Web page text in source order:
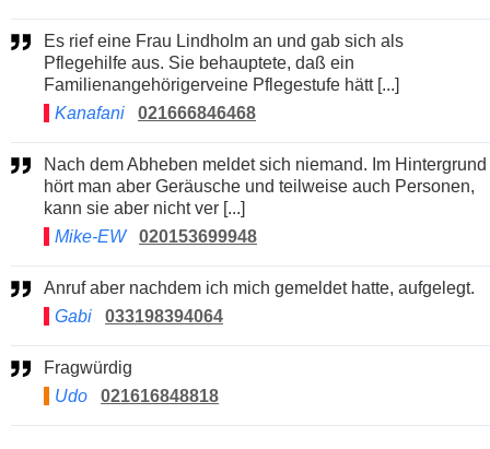
Es rief eine Frau Lindholm an und gab sich als
Pflegehilfe aus. Sie behauptete, daß ein
Familienangehörigerveine Pflegestufe hätt [...]
Kanafani
021666846468
Nach dem Abheben meldet sich niemand. Im Hintergrund
hört man aber Geräusche und teilweise auch Personen,
kann sie aber nicht ver [...]
Mike-EW
020153699948
Anruf aber nachdem ich mich gemeldet hatte, aufgelegt.
Gabi
033198394064
Fragwürdig
Udo
021616848818